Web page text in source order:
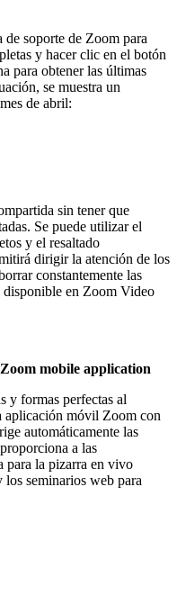
de soporte de Zoom para
y hacer clic en el botón
para obtener las últimas
se muestra un
de abril:
sin tener que
Se puede utilizar el
y el resaltado
dirigir la atención de los
constantemente las
disponible en Zoom Video
mobile application
y formas perfectas al
aplicación móvil Zoom con
automáticamente las
a las
para la pizarra en vivo
los seminarios web para